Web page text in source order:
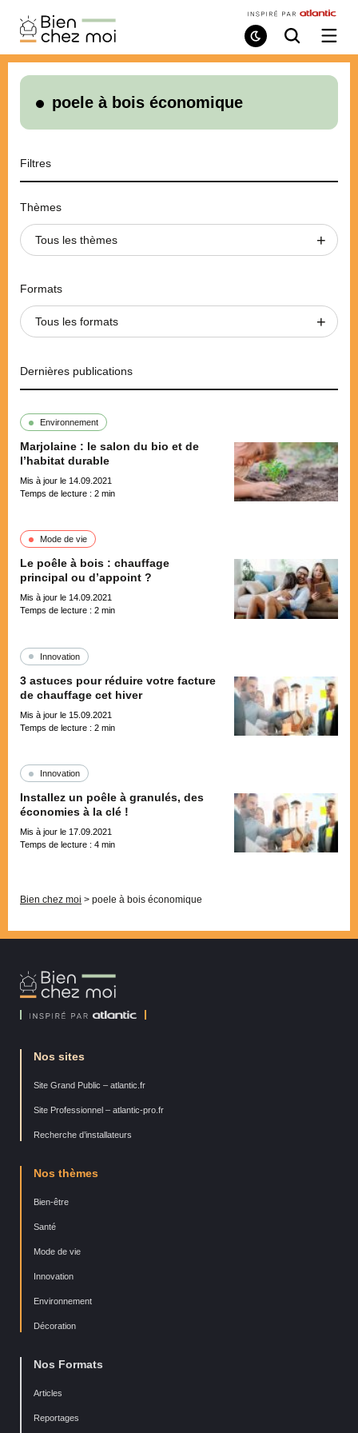
Bien
Chez
Moi
Mode
de
Recherche
/
le
poele à bois économique
Filtres
Thèmes
Tous les thèmes
Formats
Tous les formats
Dernières publications
Environnement
Marjolaine : le salon du bio et de
l’habitat durable
Mis à jour le 14.09.2021
Temps de lecture : 2 min
Mode de vie
Le poêle à bois : chauffage
principal ou d’appoint ?
Mis à jour le 14.09.2021
Temps de lecture : 2 min
Innovation
3 astuces pour réduire votre facture
de chauffage cet hiver
Mis à jour le 15.09.2021
Temps de lecture : 2 min
Innovation
Installez un poêle à granulés, des
économies à la clé !
Mis à jour le 17.09.2021
Temps de lecture : 4 min
Bien chez moi > poele à bois économique
Bien
Chez
Nos sites
Site Grand Public – atlantic.fr
Site Professionnel – atlantic-pro.fr
Recherche d’installateurs
Nos thèmes
Bien-être
Santé
Mode de vie
Innovation
Environnement
Décoration
Nos Formats
Articles
Reportages